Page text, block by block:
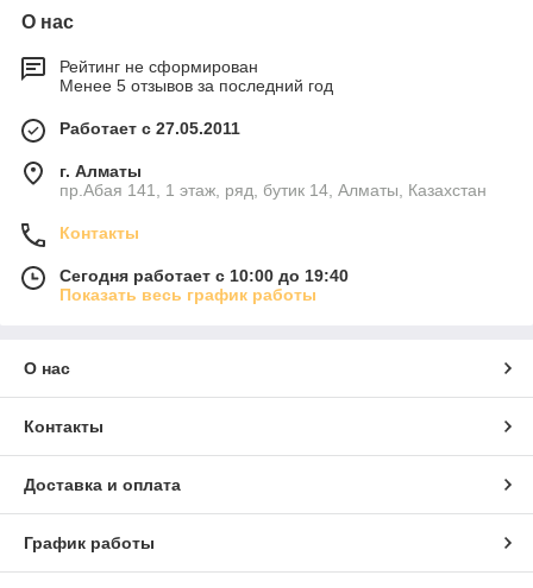
О нас
Рейтинг не сформирован
Менее 5 отзывов за последний год
Работает с 27.05.2011
г. Алматы
пр.Абая 141, 1 этаж, ряд, бутик 14, Алматы, Казахстан
Контакты
Сегодня работает с 10:00 до 19:40
Показать весь график работы
О нас
Контакты
Доставка и оплата
График работы